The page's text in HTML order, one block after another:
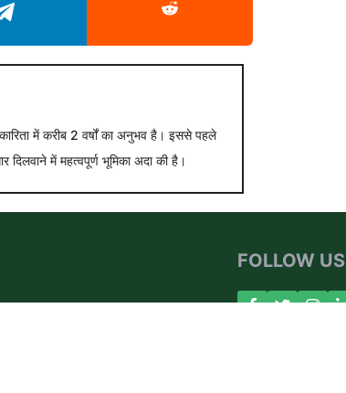
में करीब 2 वर्षों का अनुभव है। इससे पहले
में महत्वपूर्ण भूमिका अदा की है।
FOLLOW US